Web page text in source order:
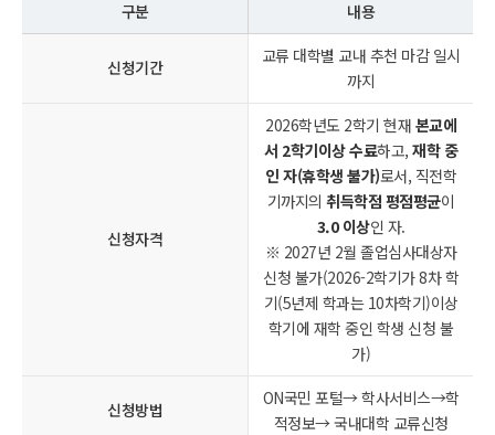
구분 내용
신청기간
교류 대학별 교내 추천 마감 일시
까지
신청자격
2026학년도 2학기 현재 본교에
서 2학기이상 수료하고, 재학 중
인 자(휴학생 불가)로서, 직전학
기까지의취득학점 평점평균이
3.0 이상인 자.
※ 2027년 2월 졸업심사대상자
신청 불가(2026-2학기가 8차 학
기(5년제 학과는 10차학기)이상
학기에 재학 중인 학생 신청 불
가)
신청방법
ON국민 포털→ 학사서비스→학
적정보→ 국내대학 교류신청